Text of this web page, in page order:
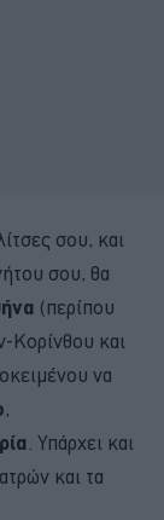
σου, και
σου, θα
(περίπου
Κορίνθου και
να
,
. Υπάρχει και
και τα